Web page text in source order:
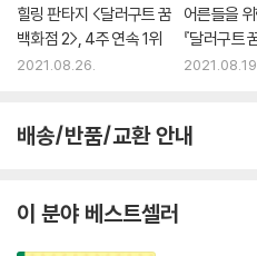
원하는 마음으로 폭락의 파도를 견뎌
● 2. ‘인공지능의 두뇌’ 비메모리 반도
업’이라 불리는 ASML까지 인공지능
본다. 그중 인공지능과 관련이 있고,
대가 반강제로 도래한 지금, 반도체
살펴보자.
힐링 판타지 <달러구트 꿈
백화점 2>, 4주 연속 1위
2021.08.26.
어른들을
『달러구트
주 연속 1위
배송/반품/교환 안내
이 분야 베스트셀러